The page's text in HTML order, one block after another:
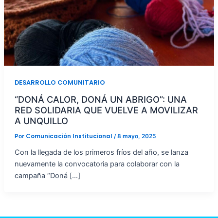
DESARROLLO COMUNITARIO
“DONÁ CALOR, DONÁ UN ABRIGO”: UNA
RED SOLIDARIA QUE VUELVE A MOVILIZAR
A UNQUILLO
Por Comunicación Institucional /8 mayo, 2025
Con la llegada de los primeros fríos del año, se lanza
nuevamente la convocatoria para colaborar con la
campaña “Doná […]